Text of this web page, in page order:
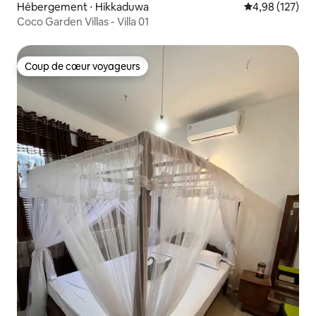
Hébergement ⋅ Hikkaduwa Évaluation
4,98 (127)
Coco Garden Villas - Villa 01
Coup de cœur voyageurs
Coup de cœur voyageurs